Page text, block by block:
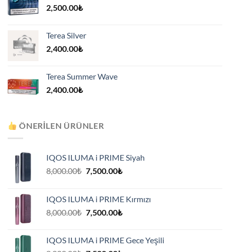
2,500.00₺
Terea Silver
2,400.00₺
Terea Summer Wave
2,400.00₺
ÖNERILEN ÜRÜNLER
IQOS ILUMA i PRIME Siyah
8,000.00₺ Orijinal
7,500.00₺Şu
7,500.00₺.
IQOS ILUMA i PRIME Kırmızı
8,000.00₺ Orijinal
7,500.00₺Şu
7,500.00₺.
IQOS ILUMA i PRIME Gece Yeşili